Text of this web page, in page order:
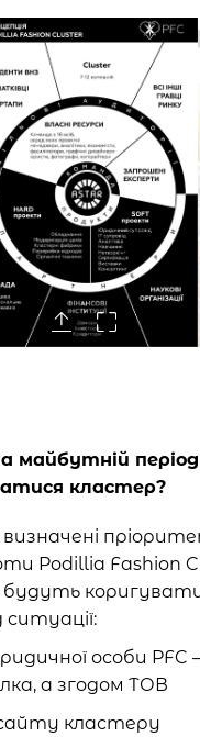
майбутній
кластер?
визначені
Podillia Fashion
будуть
ситуації:
особи PFC –
а згодом ТОВ
кластеру